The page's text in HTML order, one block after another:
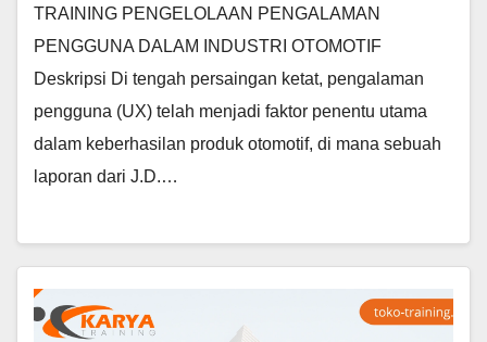
TRAINING PENGELOLAAN PENGALAMAN
PENGGUNA DALAM INDUSTRI OTOMOTIF
Deskripsi Di tengah persaingan ketat, pengalaman
pengguna (UX) telah menjadi faktor penentu utama
dalam keberhasilan produk otomotif, di mana sebuah
laporan dari J.D.…